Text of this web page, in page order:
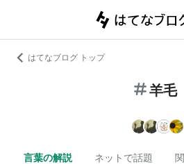
はてなブログ トップ
羊毛
言葉の解説 ネットで話題